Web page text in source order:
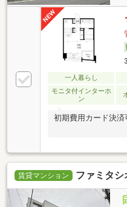
一人暮らし
モニタ付インターホ
ン
初期費用カード決済
賃貸マンション ファミタシ